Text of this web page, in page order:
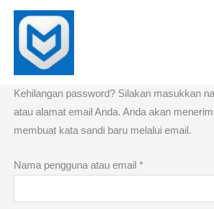
Lewati
Kehilangan password? Silakan masukkan
atau alamat email Anda. Anda akan
membuat kata sandi baru melalui email.
Nama pengguna atau email *